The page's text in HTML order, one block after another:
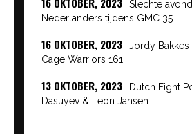
Slechte
Nederlanders tijdens GMC 35
16 OKTOBER, 2023
Jordy
Cage Warriors 161
13 OKTOBER, 2023
Dutch Fight
Dasuyev & Leon Jansen